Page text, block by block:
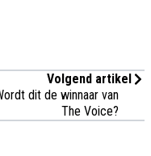
Volgend artikel
dit de winnaar van
The Voice?